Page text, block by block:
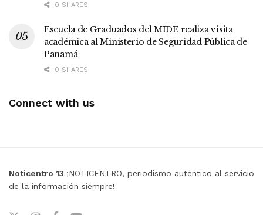
0 SHARES
Escuela de Graduados del MIDE realiza visita
académica al Ministerio de Seguridad Pública de
Panamá
0 SHARES
Connect with us
Noticentro 13 ¡NOTICENTRO, periodismo auténtico al servicio
de la información siempre!